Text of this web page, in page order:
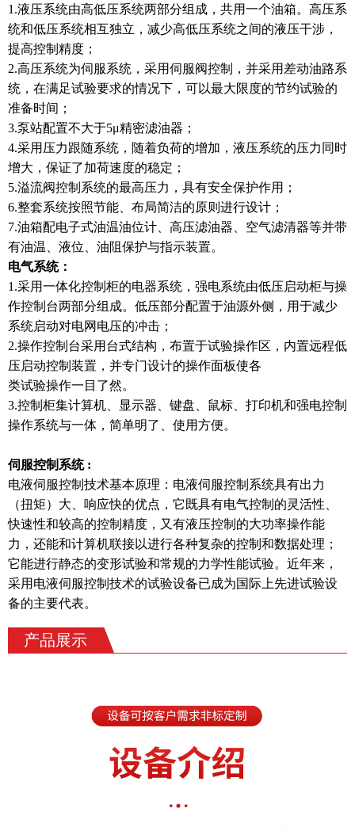
1.液压系统由高低压系统两部分组成，共用一个油箱。高压系
统和低压系统相互独立，减少高低压系统之间的液压干涉，
提高控制精度；
2.高压系统为伺服系统，采用伺服阀控制，并采用差动油路系
统，在满足试验要求的情况下，可以最大限度的节约试验的
准备时间；
3.泵站配置不大于5μ精密滤油器；
4.采用压力跟随系统，随着负荷的增加，液压系统的压力同时
增大，保证了加荷速度的稳定；
5.溢流阀控制系统的最高压力，具有安全保护作用；
6.整套系统按照节能、布局简洁的原则进行设计；
7.油箱配电子式油温油位计、高压滤油器、空气滤清器等并带
有油温、液位、油阻保护与指示装置。
电气系统：
1.采用一体化控制柜的电器系统，强电系统由低压启动柜与操
作控制台两部分组成。低压部分配置于油源外侧，用于减少
系统启动对电网电压的冲击；
2.操作控制台采用台式结构，布置于试验操作区，内置远程低
压启动控制装置，并专门设计的操作面板使各
类试验操作一目了然。
3.控制柜集计算机、显示器、键盘、鼠标、打印机和强电控制
操作系统与一体，简单明了、使用方便。
伺服控制系统 :
电液伺服控制技术基本原理：电液伺服控制系统具有出力
（扭矩）大、响应快的优点，它既具有电气控制的灵活性、
快速性和较高的控制精度，又有液压控制的大功率操作能
力，还能和计算机联接以进行各种复杂的控制和数据处理；
它能进行静态的变形试验和常规的力学性能试验。近年来，
采用电液伺服控制技术的试验设备已成为国际上先进试验设
备的主要代表。
产品展示